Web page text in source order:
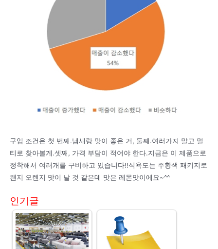
구입 조건은 첫 번째.냄새랑 맛이 좋은 거, 둘째.여러가지 말고 멀
티로 찾아볼게.셋째, 가격 부담이 적어야 한다.지금은 이 제품으로
정착해서 여러개를 구비하고 있습니다!!식욕도는 주황색 패키지로
왠지 오렌지 맛이 날 것 같은데 맛은 레몬맛이에요~^^
인기글